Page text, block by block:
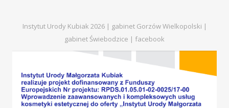
Instytut Urody Kubiak 2026 | gabinet Gorzów Wielkopolski |
gabinet Świebodzice | facebook